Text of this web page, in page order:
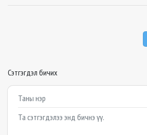
Сэтгэгдэл бичих
Example textarea